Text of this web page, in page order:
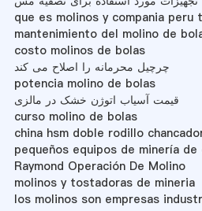
que es molinos y compania peru
mantenimiento del molino de
costo molinos de bolas
چرچیل محرمانه را اصلاح می کند
potencia molino de bolas
قیمت آسیاب اتوژن خشک در مالزی
curso molino de bolas
china hsm doble rodillo
pequeños equipos de minería
Raymond Operación De Molino
molinos y tostadoras de mineria
los molinos son empresas